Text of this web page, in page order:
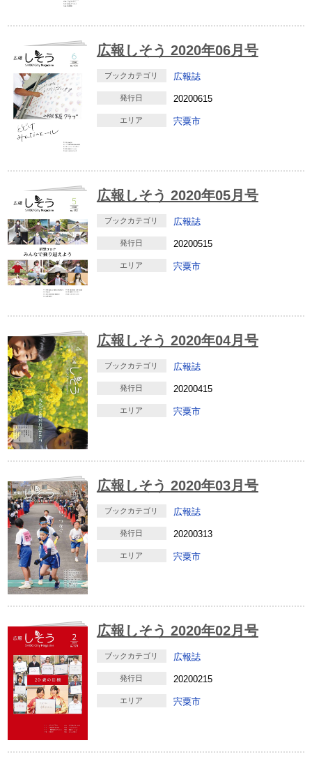
広報しそう 2020年06月号
ブックカテゴリ 広報誌
発行日 20200615
エリア 宍粟市
広報しそう 2020年05月号
ブックカテゴリ 広報誌
発行日 20200515
エリア 宍粟市
広報しそう 2020年04月号
ブックカテゴリ 広報誌
発行日 20200415
エリア 宍粟市
広報しそう 2020年03月号
ブックカテゴリ 広報誌
発行日 20200313
エリア 宍粟市
広報しそう 2020年02月号
ブックカテゴリ 広報誌
発行日 20200215
エリア 宍粟市